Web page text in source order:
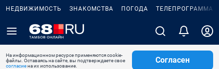
НЕДВИЖИМОСТЬ ЗНАКОМСТВА ПОГОДА ТЕЛЕПРОГРАММА
На информационном ресурсе применяются cookie-
файлы. Оставаясь на сайте, вы подтверждаете свое
согласиена их использование.
Согласен